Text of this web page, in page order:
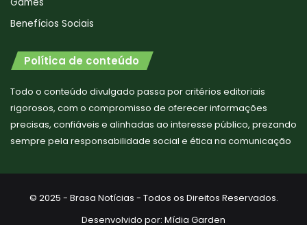
Benefícios Sociais
Política de conteúdo
Todo o conteúdo divulgado passa por critérios editoriais
rigorosos, com o compromisso de oferecer informações
precisas, confiáveis e alinhadas ao interesse público, prezando
sempre pela responsabilidade social e ética na comunicação
© 2025 - Brasa Notícias - Todos os Direitos Reservados.
Desenvolvido por: Mídia Garden